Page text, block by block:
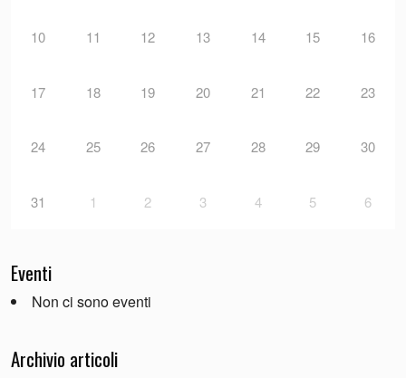
10 11 12 13 14 15 16
17 18 19 20 21 22 23
24 25 26 27 28 29 30
31 1 2 3 4 5 6
Eventi
Non ci sono eventi
Archivio articoli